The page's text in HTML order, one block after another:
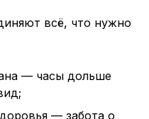
всё, что нужно
— часы дольше
— забота о